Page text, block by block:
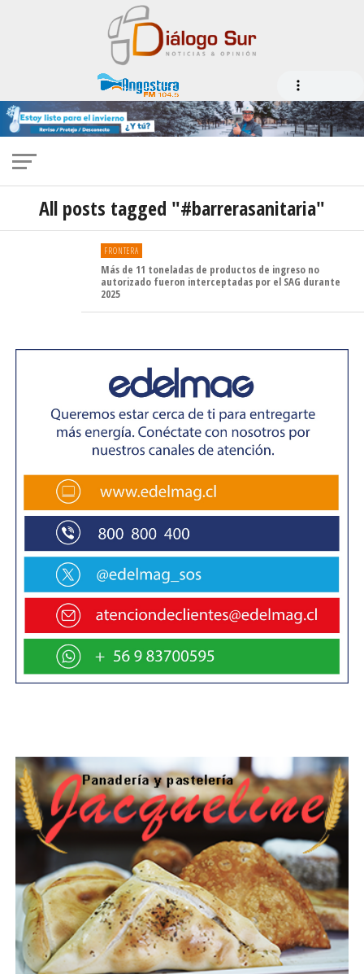
All posts tagged "#barrerasanitaria"
FRONTERA
Más de 11 toneladas de productos de ingreso no
autorizado fueron interceptadas por el SAG durante
2025